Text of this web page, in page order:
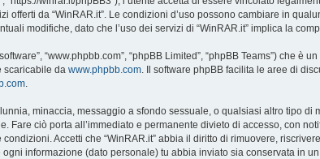
offerti da “WinRAR.it”. Le condizioni d’uso possono cambiare in
modifiche, dato che l’uso dei servizi di “WinRAR.it” implica la
“www.phpbb.com”, “phpBB Limited”, “phpBB Teams”) che è
scaricabile da www.phpbb.com . Il software phpBB facilita le aree di
minaccia, messaggio a sfondo sessuale, o qualsiasi altro tipo
Fare ciò porta all’immediato e permanente divieto di accesso, con
Accetti che “WinRAR.it” abbia il diritto di rimuovere,
informazione (dato personale) tu abbia inviato sia conservata in